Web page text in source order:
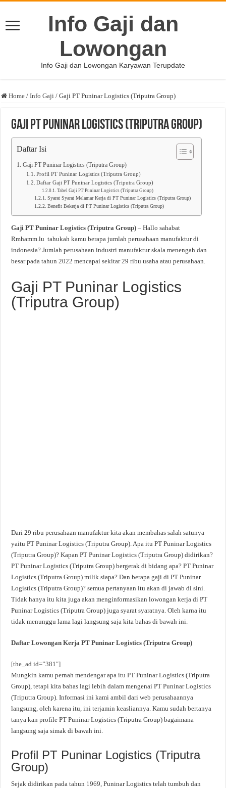
Info Gaji dan
Lowongan
Info Gaji dan Lowongan Karyawan Terupdate
Home / Info Gaji / Gaji PT Puninar Logistics (Triputra Group)
Gaji PT Puninar Logistics (Triputra Group)
Daftar Isi
Gaji PT Puninar Logistics (Triputra Group)
Profil PT Puninar Logistics (Triputra Group)
Daftar Gaji PT Puninar Logistics (Triputra Group)
Tabel Gaji PT Puninar Logistics (Triputra Group)
Syarat Syarat Melamar Kerja di PT Puninar Logistics (Triputra Group)
Benefit Bekerja di PT Puninar Logistics (Triputra Group)
Gaji PT Puninar Logistics (Triputra Group) – Hallo sahabat
Rmhamm.lu tahukah kamu berapa jumlah perusahaan manufaktur di
indonesia? Jumlah perusahaan industri manufaktur skala menengah dan
besar pada tahun 2022 mencapai sekitar 29 ribu usaha atau perusahaan.
Gaji PT Puninar Logistics
(Triputra Group)
Dari 29 ribu perusahaan manufaktur kita akan membahas salah satunya
yaitu PT Puninar Logistics (Triputra Group). Apa itu PT Puninar Logistics
(Triputra Group)? Kapan PT Puninar Logistics (Triputra Group) didirikan?
PT Puninar Logistics (Triputra Group) bergerak di bidang apa? PT Puninar
Logistics (Triputra Group) milik siapa? Dan berapa gaji di PT Puninar
Logistics (Triputra Group)? semua pertanyaan itu akan di jawab di sini.
Tidak hanya itu kita juga akan menginformasikan lowongan kerja di PT
Puninar Logistics (Triputra Group) juga syarat syaratnya. Oleh karna itu
tidak menunggu lama lagi langsung saja kita bahas di bawah ini.
Daftar Lowongan Kerja PT Puninar Logistics (Triputra Group)
[the_ad id=”381″]
Mungkin kamu pernah mendengar apa itu PT Puninar Logistics (Triputra
Group), tetapi kita bahas lagi lebih dalam mengenai PT Puninar Logistics
(Triputra Group). Informasi ini kami ambil dari web perusahaannya
langsung, oleh karena itu, ini terjamin keasliannya. Kamu sudah bertanya
tanya kan profile PT Puninar Logistics (Triputra Group) bagaimana
langsung saja simak di bawah ini.
Profil PT Puninar Logistics (Triputra
Group)
Sejak didirikan pada tahun 1969, Puninar Logistics telah tumbuh dan